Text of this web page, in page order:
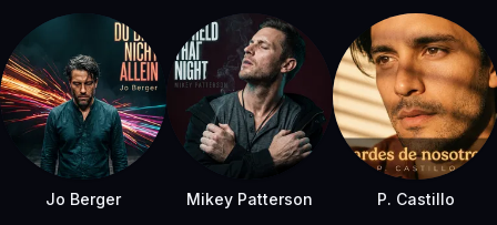
Jo Berger Mikey Patterson P. Castillo